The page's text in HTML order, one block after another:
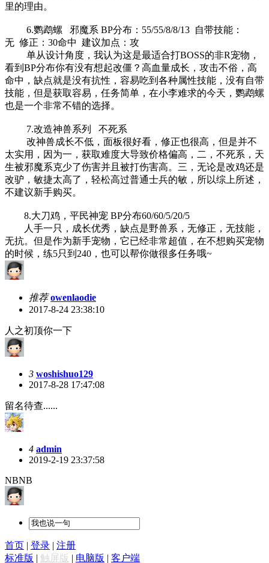
里的理由。
6.鹦鹉螺 邪魔系 BP分布：55/55/8/8/13 自带技能：
无 修正：30命中 建议加点：攻
单从设计角度，我认为这是最适合打BOSS的非R宠物，
看到BP分布你有没有想起改僵？高血量成长，攻击不俗，高
命中，缺点就是没有抗性，容易吃到各种属性技能，没有自带
技能，但是获取容易，任务简单，在小李难求的今天，鹦鹉螺
也是一个非常不错的选择。
7.改造神兽系列 不死系
改神兽成长不低，面板很好看，修正也很高，但是并不
太实用，因为一，获取难度大导致价格偏高，二，不死系，天
生被邪魔系克少了伤害并且被打伤害高。三，无论是改鸡还是
改驴，敏捷太高了，轻松高过普通士兵的敏，所以综上所述，
不建议新手购买。
8.大刀鸡，平民神宠 BP分布60/60/5/20/5
人手一只，成长优秀，缺点是野兽系，无修正，无技能，
无抗。但是作为新手宠物，它已经非常超值，在不想购买宠物
的时候，练5只到240，也可以帮你做很多任务哦~
推荐owenlaodie
2017-8-24 23:38:10
人之初顶你一下
3 woshishuo129
2017-8-28 17:47:08
留名待查......
4 admin
2019-2-19 23:37:58
NBNB
首页 | 登录 | 注册
标准版 | 触屏版 | 电脑版 | 客户端